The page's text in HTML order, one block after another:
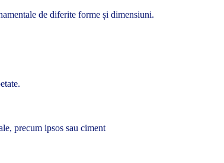
de diferite forme și dimensiuni.
precum ipsos sau ciment